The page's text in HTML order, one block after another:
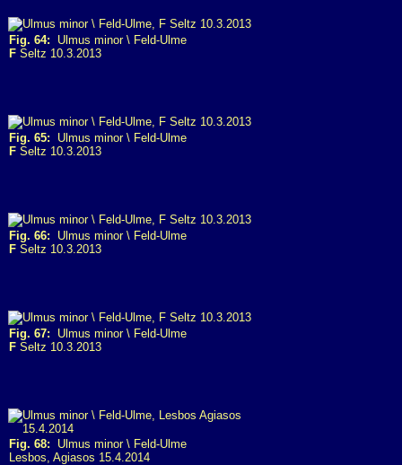
Fig. 64: Ulmus minor \ Feld-Ulme
F Seltz 10.3.2013
Fig. 65: Ulmus minor \ Feld-Ulme
F Seltz 10.3.2013
Fig. 66: Ulmus minor \ Feld-Ulme
F Seltz 10.3.2013
Fig. 67: Ulmus minor \ Feld-Ulme
F Seltz 10.3.2013
Fig. 68: Ulmus minor \ Feld-Ulme
Lesbos, Agiasos 15.4.2014